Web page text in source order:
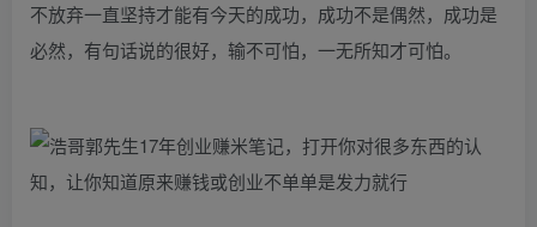
不放弃一直坚持才能有今天的成功，成功不是偶然，成功是
必然，有句话说的很好，输不可怕，一无所知才可怕。